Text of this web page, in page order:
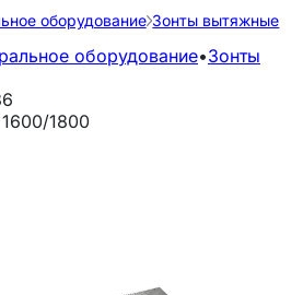
оборудование Зонты вытяжные
оборудование•Зонты
1800